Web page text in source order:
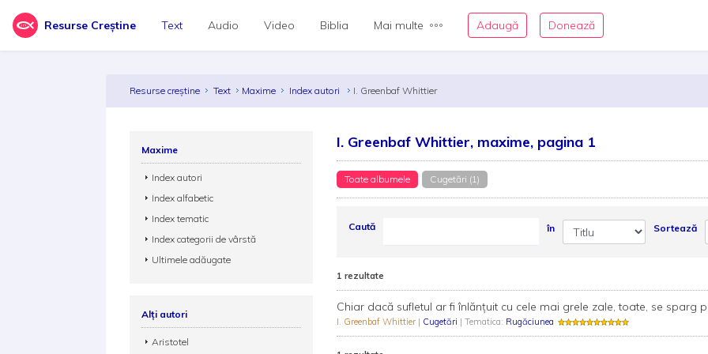
Resurse Creștine Text Audio Video Biblia Mai multe Adaugă Donează
Resurse creștine Text Maxime Index autori I. Greenbaf Whittier
I. Greenbaf Whittier, maxime, pagina 1
Toate albumele Cugetări (1)
Caută în Sortează
1 rezultate
Chiar dacă sufletul ar fi înlănţuit cu cele mai grele zale, toate, se sparg
I. Greenbaf Whittier | Cugetări | Tematica: Rugăciunea
Maxime
Index autori
Index alfabetic
Index tematic
Index categorii de vârstă
Ultimele adăugate
Alți autori
Aristotel